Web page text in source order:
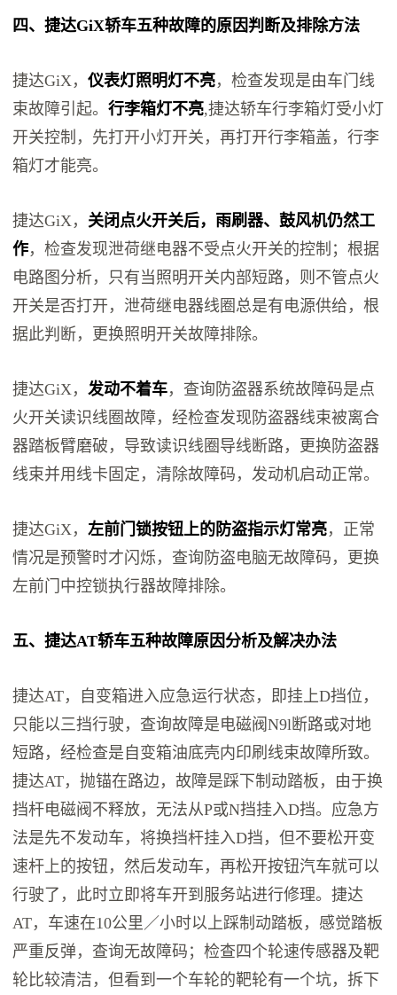
四、捷达GiX轿车五种故障的原因判断及排除方法
捷达GiX，仪表灯照明灯不亮，检查发现是由车门线
束故障引起。行李箱灯不亮,捷达轿车行李箱灯受小灯
开关控制，先打开小灯开关，再打开行李箱盖，行李
箱灯才能亮。
捷达GiX， 关闭点火开关后，雨刷器、鼓风机仍然工
作，检查发现泄荷继电器不受点火开关的控制；根据
电路图分析，只有当照明开关内部短路，则不管点火
开关是否打开，泄荷继电器线圈总是有电源供给，根
据此判断，更换照明开关故障排除。
捷达GiX，发动不着车，查询防盗器系统故障码是点
火开关读识线圈故障，经检查发现防盗器线束被离合
器踏板臂磨破，导致读识线圈导线断路，更换防盗器
线束并用线卡固定，清除故障码，发动机启动正常。
捷达GiX，左前门锁按钮上的防盗指示灯常亮，正常
情况是预警时才闪烁，查询防盗电脑无故障码，更换
左前门中控锁执行器故障排除。
五、捷达AT轿车五种故障原因分析及解决办法
捷达AT，自变箱进入应急运行状态，即挂上D挡位，
只能以三挡行驶，查询故障是电磁阀N9l断路或对地
短路，经检查是自变箱油底壳内印刷线束故障所致。
捷达AT，抛锚在路边，故障是踩下制动踏板，由于换
挡杆电磁阀不释放，无法从P或N挡挂入D挡。应急方
法是先不发动车，将换挡杆挂入D挡，但不要松开变
速杆上的按钮，然后发动车，再松开按钮汽车就可以
行驶了，此时立即将车开到服务站进行修理。捷达
AT，车速在10公里／小时以上踩制动踏板，感觉踏板
严重反弹，查询无故障码；检查四个轮速传感器及靶
轮比较清洁，但看到一个车轮的靶轮有一个坑，拆下